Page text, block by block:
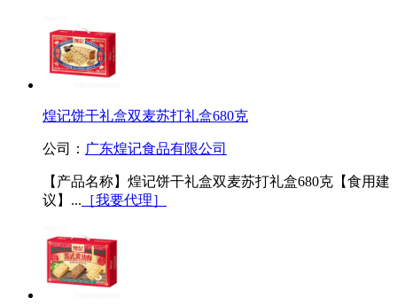
煌记饼干礼盒双麦苏打礼盒680克
公司： 广东煌记食品有限公司
【产品名称】煌记饼干礼盒双麦苏打礼盒680克【食用建
议】... ［我要代理］